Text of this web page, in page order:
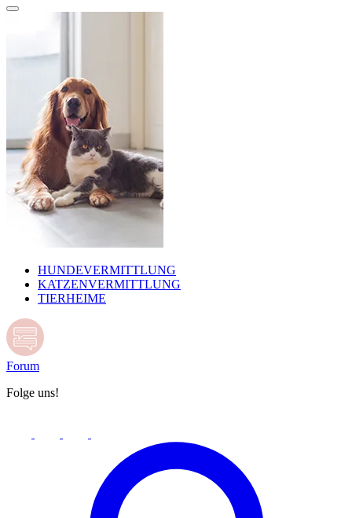
HUNDEVERMITTLUNG
KATZENVERMITTLUNG
TIERHEIME
Forum
Folge uns!